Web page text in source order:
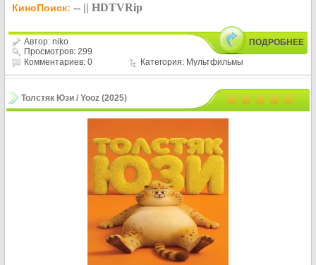
КиноПоиск: -- || HDTVRip
ПОДРОБНЕЕ
Автор: niko
Просмотров: 299
Комментариев: 0
Категория: Мультфильмы
Толстяк Юзи / Yooz (2025)